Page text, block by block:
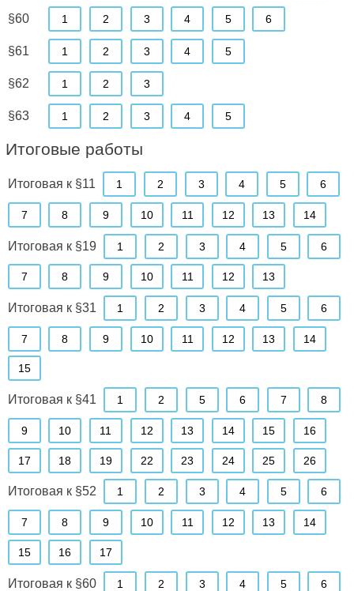
§60 1 2 3 4 5 6
§61 1 2 3 4 5
§62 1 2 3
§63 1 2 3 4 5
Итоговые работы
Итоговая к §11 1 2 3 4 5 6
7 8 9 10 11 12 13 14
Итоговая к §19 1 2 3 4 5 6
7 8 9 10 11 12 13
Итоговая к §31 1 2 3 4 5 6
7 8 9 10 11 12 13 14
15
Итоговая к §41 1 2 5 6 7 8
9 10 11 12 13 14 15 16
17 18 19 22 23 24 25 26
Итоговая к §52 1 2 3 4 5 6
7 8 9 10 11 12 13 14
15 16 17
Итоговая к §60 1 2 3 4 5 6